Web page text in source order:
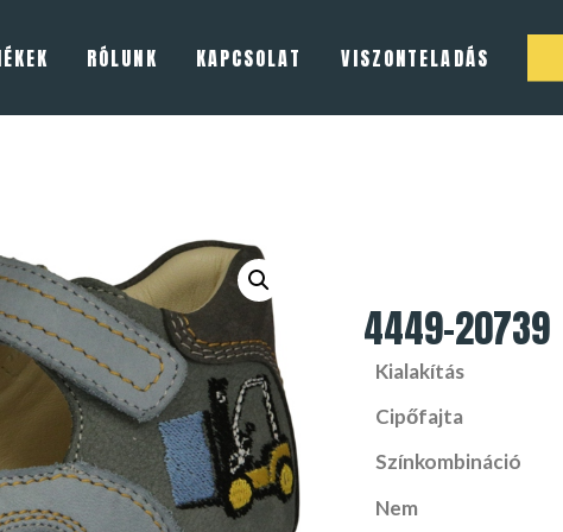
RÓLUNK KAPCSOLAT VISZONTELADÁS
4449-20739
Kialakítás
Cipőfajta
Színkombináció
Nem